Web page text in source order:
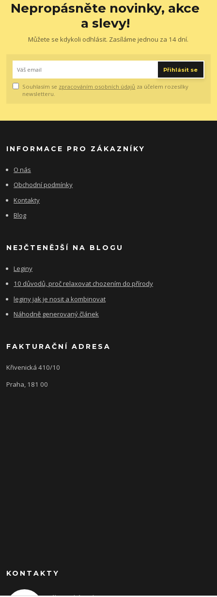
Nepropásněte novinky, akce
a slevy!
Můžete se kdykoli odhlásit. Zasíláme jednou za 14 dní.
Přihlásit se
Souhlasím se zpracováním osobních údajů za účelem rozesílky
newsletteru.
INFORMACE PRO ZÁKAZNÍKY
O nás
Obchodní podmínky
Kontakty
Blog
NEJČTENĚJŠÍ NA BLOGU
Leginy
10 důvodů, proč relaxovat chozením do přírody
leginy jak je nosit a kombinovat
Náhodně generovaný článek
FAKTURAČNÍ ADRESA
Křivenická 410/10
Praha, 181 00
KONTAKTY